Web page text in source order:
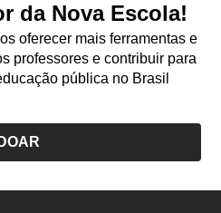
da Nova Escola!
oferecer mais ferramentas e
professores e contribuir para
pública no Brasil
DOAR